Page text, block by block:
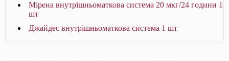
Мірена внутрішньоматкова система 20 мкг/24 години 1
шт
Джайдес внутрішньоматкова система 1 шт